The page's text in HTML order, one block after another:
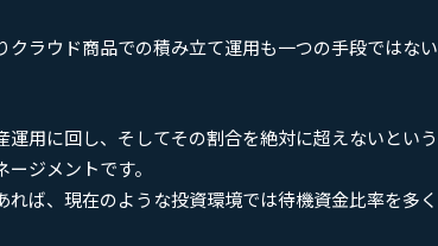
ラウド商品での積み立て運用も一つの手段ではない
用に回し、そしてその割合を絶対に超えないという
ジメントです。
ば、現在のような投資環境では待機資金比率を多く